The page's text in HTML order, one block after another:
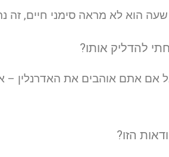
הוא לא מראה סימני חיים, זה
אם אתם אוהבים את האדרנלין –